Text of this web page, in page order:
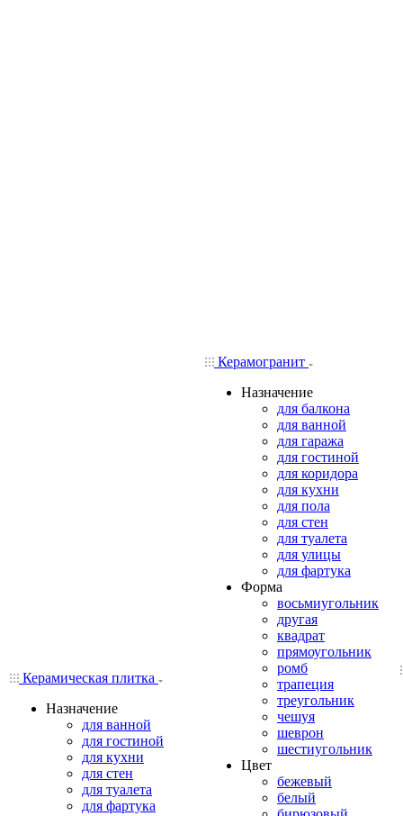
Керамическая плитка
Назначение
для ванной
для гостиной
для кухни
для стен
для туалета
для фартука
Керамогранит
Назначение
для балкона
для ванной
для гаража
для гостиной
для коридора
для кухни
для пола
для стен
для туалета
для улицы
для фартука
Форма
восьмиугольник
другая
квадрат
прямоугольник
ромб
трапеция
треугольник
чешуя
шеврон
шестиугольник
Цвет
бежевый
белый